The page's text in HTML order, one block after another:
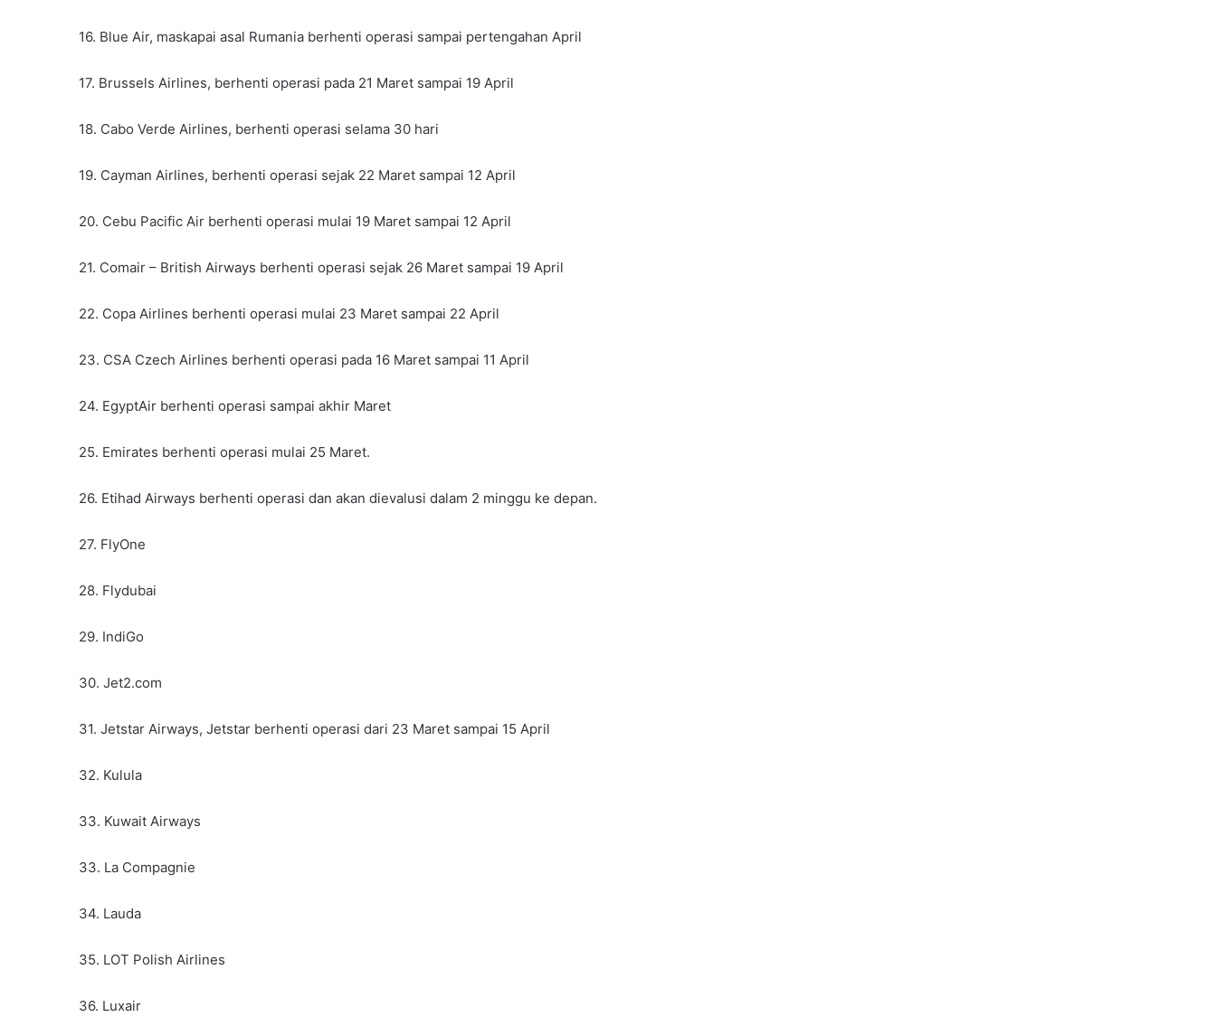
16. Blue Air, maskapai asal Rumania berhenti operasi sampai pertengahan April
17. Brussels Airlines, berhenti operasi pada 21 Maret sampai 19 April
18. Cabo Verde Airlines, berhenti operasi selama 30 hari
19. Cayman Airlines, berhenti operasi sejak 22 Maret sampai 12 April
20. Cebu Pacific Air berhenti operasi mulai 19 Maret sampai 12 April
21. Comair – British Airways berhenti operasi sejak 26 Maret sampai 19 April
22. Copa Airlines berhenti operasi mulai 23 Maret sampai 22 April
23. CSA Czech Airlines berhenti operasi pada 16 Maret sampai 11 April
24. EgyptAir berhenti operasi sampai akhir Maret
25. Emirates berhenti operasi mulai 25 Maret.
26. Etihad Airways berhenti operasi dan akan dievalusi dalam 2 minggu ke depan.
27. FlyOne
28. Flydubai
29. IndiGo
30. Jet2.com
31. Jetstar Airways, Jetstar berhenti operasi dari 23 Maret sampai 15 April
32. Kulula
33. Kuwait Airways
33. La Compagnie
34. Lauda
35. LOT Polish Airlines
36. Luxair